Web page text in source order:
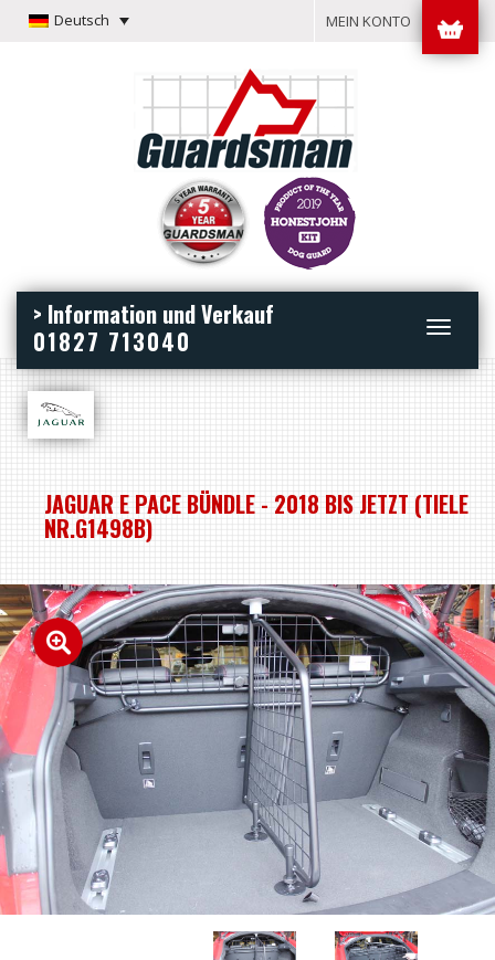
Deutsch MEIN KONTO
Toggle
> Information und Verkauf
01827 713040
JAGUAR E PACE BÜNDLE - 2018 BIS JETZT (TIELE
NR.G1498B)